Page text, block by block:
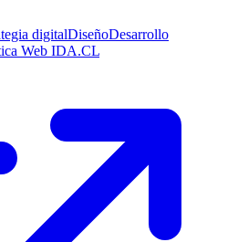
digitalDiseñoDesarrollo
Web IDA.CL